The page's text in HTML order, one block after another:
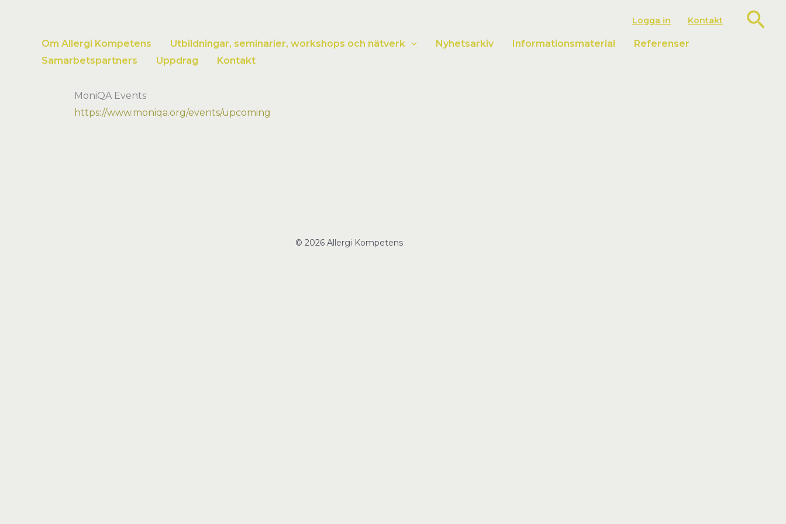
Logga in Kontakt Sök
Om Allergi Kompetens Utbildningar, seminarier, workshops och nätverk Nyhetsarkiv Informationsmaterial
Referenser
Samarbetspartners
Uppdrag Kontakt
MoniQA Events
https://www.moniqa.org/events/upcoming
© 2026 Allergi Kompetens